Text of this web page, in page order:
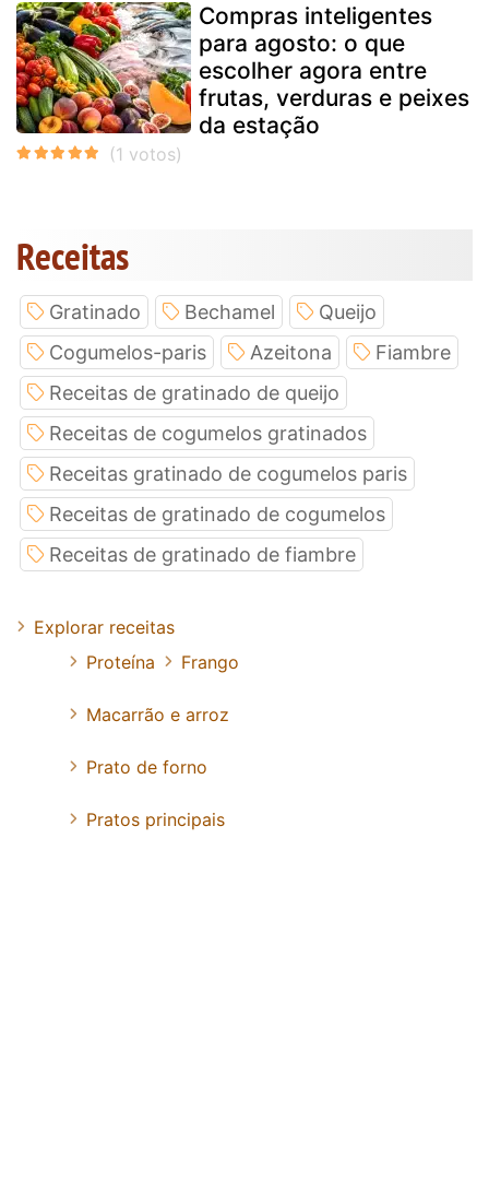
Compras inteligentes
para agosto: o que
escolher agora entre
frutas, verduras e peixes
da estação
Receitas
Gratinado Bechamel
Queijo
Cogumelos-paris
Azeitona
Fiambre
Receitas de gratinado de queijo
Receitas de cogumelos gratinados
Receitas gratinado de cogumelos paris
Receitas de gratinado de cogumelos
Receitas de gratinado de fiambre
Explorar receitas
Proteína
Frango
Macarrão e arroz
Prato de forno
Pratos principais